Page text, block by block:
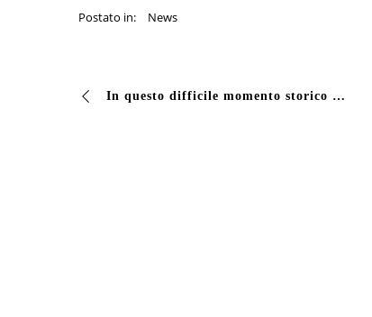
Postato in: News
In questo difficile momento storico del nostro paese…